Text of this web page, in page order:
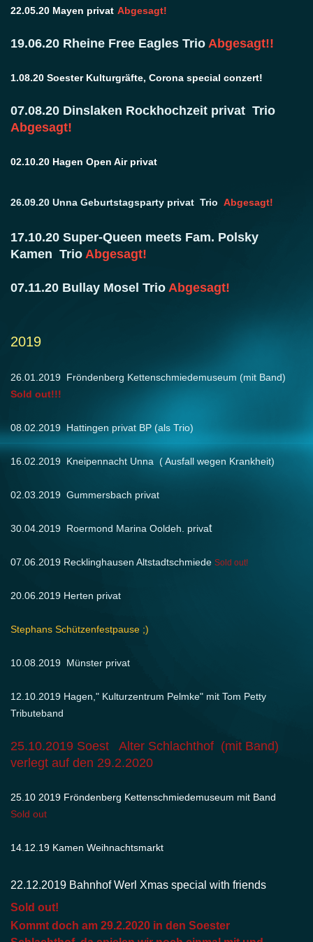
22.05.20 Mayen privat Abgesagt!
19.06.20 Rheine Free Eagles Trio Abgesagt!!
1.08.20 Soester Kulturgräfte, Corona special conzert!
07.08.20 Dinslaken Rockhochzeit privat Trio
Abgesagt!
02.10.20 Hagen Open Air privat
26.09.20 Unna Geburtstagsparty privat Trio Abgesagt!
17.10.20 Super-Queen meets Fam. Polsky
Kamen Trio Abgesagt!
07.11.20 Bullay Mosel Trio Abgesagt!
2019
26.01.2019 Fröndenberg Kettenschmiedemuseum (mit Band)
Sold out!!!
08.02.2019 Hattingen privat BP (als Trio)
16.02.2019 Kneipennacht Unna ( Ausfall wegen Krankheit)
02.03.2019 Gummersbach privat
30.04.2019 Roermond Marina Ooldeh. privat
07.06.2019 Recklinghausen Altstadtschmiede Sold out!
20.06.2019 Herten privat
Stephans Schützenfestpause ;)
10.08.2019 Münster privat
12.10.2019 Hagen," Kulturzentrum Pelmke" mit Tom Petty
Tributeband
25.10.2019 Soest Alter Schlachthof (mit Band)
verlegt auf den 29.2.2020
25.10 2019 Fröndenberg Kettenschmiedemuseum mit Band
Sold out
14.12.19 Kamen Weihnachtsmarkt
22.12.2019 Bahnhof Werl Xmas special with friends
Sold out!
Kommt doch am 29.2.2020 in den Soester